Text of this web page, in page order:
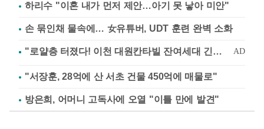
하리수 "이혼 내가 먼저 제안…아기 못 낳아 미안"
손 묶인채 물속에… 女유튜버, UDT 훈련 완벽 소화
"서장훈, 28억에 산 서초 건물 450억에 매물로"
방은희, 어머니 고독사에 오열 "이틀 만에 발견"